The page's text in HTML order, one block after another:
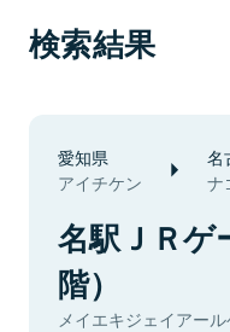
検索結果
愛知県
アイチケン
名
ナ
名駅ＪＲゲ
階）
メイエキジェイアー